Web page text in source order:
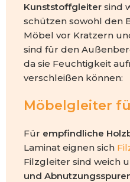
Kunststoffgleiter sind
schützen sowohl den
Möbel vor Kratzern
sind für den
da sie Feuchtigkeit
verschleißen können:
Möbelgleiter
Für empfindliche
Laminat eignen sich
Filzgleiter sind weich
und